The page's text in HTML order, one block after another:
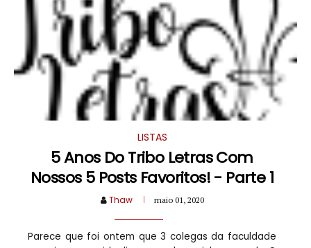
LISTAS
5 Anos Do Tribo Letras Com
Nossos 5 Posts Favoritos! - Parte 1
Thaw maio 01, 2020
Parece que foi ontem que 3 colegas da faculdade